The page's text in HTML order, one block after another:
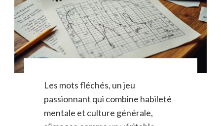
Les mots fléchés, un jeu
passionnant qui combine habileté
mentale et culture générale,